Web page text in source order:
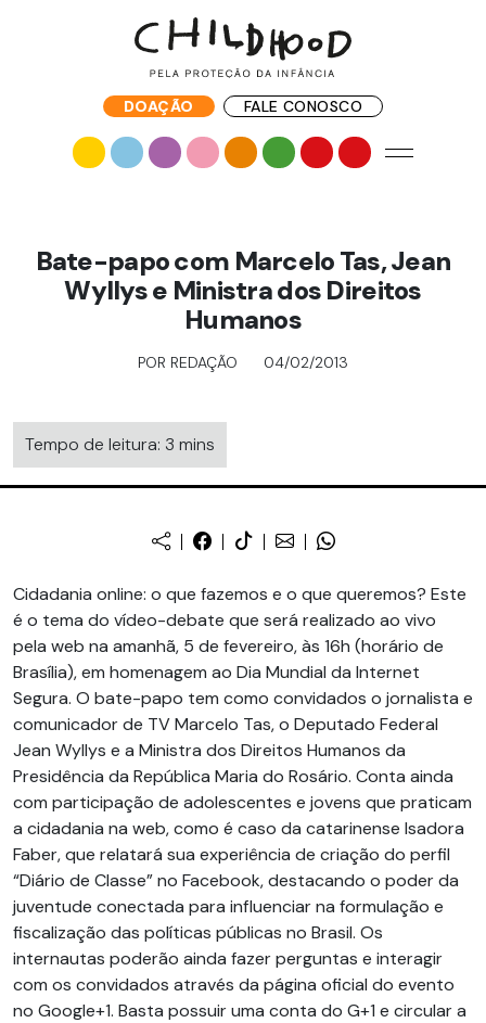
DOAÇÃO FALE CONOSCO
Bate-papo com Marcelo Tas, Jean
Wyllys e Ministra dos Direitos
Humanos
POR REDAÇÃO 04/02/2013
Tempo de leitura: 3 mins
Cidadania online: o que fazemos e o que queremos? Este
é o tema do vídeo-debate que será realizado ao vivo
pela web na amanhã, 5 de fevereiro, às 16h (horário de
Brasília), em homenagem ao Dia Mundial da Internet
Segura. O bate-papo tem como convidados o jornalista e
comunicador de TV Marcelo Tas, o Deputado Federal
Jean Wyllys e a Ministra dos Direitos Humanos da
Presidência da República Maria do Rosário. Conta ainda
com participação de adolescentes e jovens que praticam
a cidadania na web, como é caso da catarinense Isadora
Faber, que relatará sua experiência de criação do perfil
“Diário de Classe” no Facebook, destacando o poder da
juventude conectada para influenciar na formulação e
fiscalização das políticas públicas no Brasil. Os
internautas poderão ainda fazer perguntas e interagir
com os convidados através da página oficial do evento
no Google+1. Basta possuir uma conta do G+1 e circular a